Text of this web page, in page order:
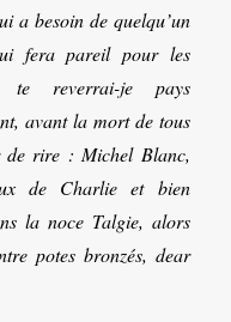
a besoin de quelqu’un
fera pareil pour les
te reverrai-je pays
avant la mort de tous
de rire : Michel Blanc,
de Charlie et bien
la noce Talgie, alors
potes bronzés, dear